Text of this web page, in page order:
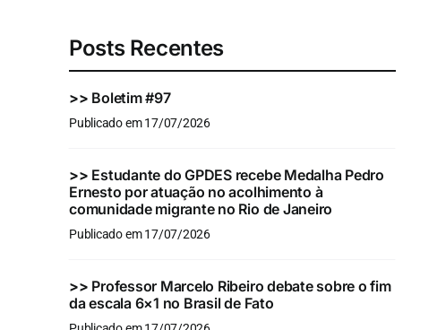
Posts Recentes
>> Boletim #97
Publicado em 17/07/2026
>> Estudante do GPDES recebe Medalha Pedro
Ernesto por atuação no acolhimento à
comunidade migrante no Rio de Janeiro
Publicado em 17/07/2026
>> Professor Marcelo Ribeiro debate sobre o fim
da escala 6×1 no Brasil de Fato